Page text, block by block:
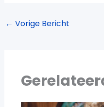
← Vorige Bericht